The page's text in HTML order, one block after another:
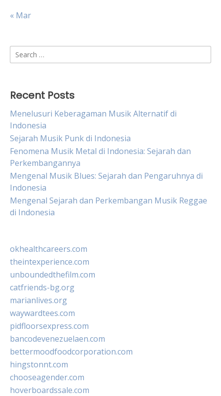
« Mar
Search
for:
Recent Posts
Menelusuri Keberagaman Musik Alternatif di
Indonesia
Sejarah Musik Punk di Indonesia
Fenomena Musik Metal di Indonesia: Sejarah dan
Perkembangannya
Mengenal Musik Blues: Sejarah dan Pengaruhnya di
Indonesia
Mengenal Sejarah dan Perkembangan Musik Reggae
di Indonesia
okhealthcareers.com
theintexperience.com
unboundedthefilm.com
catfriends-bg.org
marianlives.org
waywardtees.com
pidfloorsexpress.com
bancodevenezuelaen.com
bettermoodfoodcorporation.com
hingstonnt.com
chooseagender.com
hoverboardssale.com